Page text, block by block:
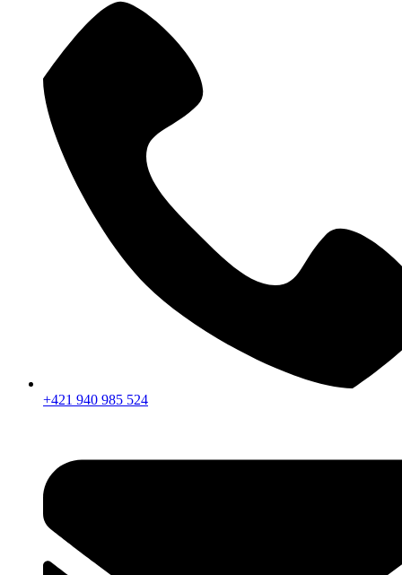
+421 940 985 524